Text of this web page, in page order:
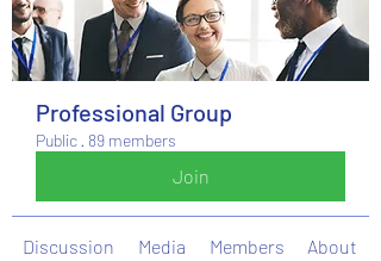
Professional Group
Public · 89 members
Join
Discussion Media Members About